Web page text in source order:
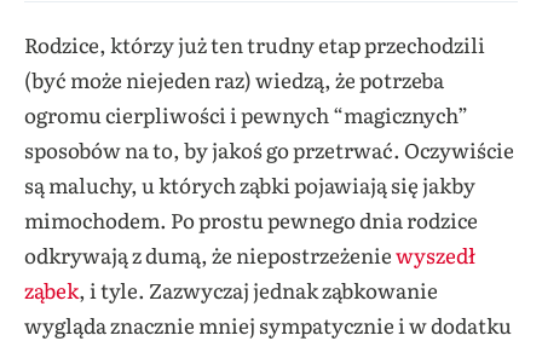
Rodzice, którzy już ten trudny etap przechodzili
(być może niejeden raz) wiedzą, że potrzeba
ogromu cierpliwości i pewnych “magicznych”
sposobów na to, by jakoś go przetrwać. Oczywiście
są maluchy, u których ząbki pojawiają się jakby
mimochodem. Po prostu pewnego dnia rodzice
odkrywają z dumą, że niepostrzeżeniewyszedł
ząbek, i tyle. Zazwyczaj jednak ząbkowanie
wygląda znacznie mniej sympatycznie i w dodatku